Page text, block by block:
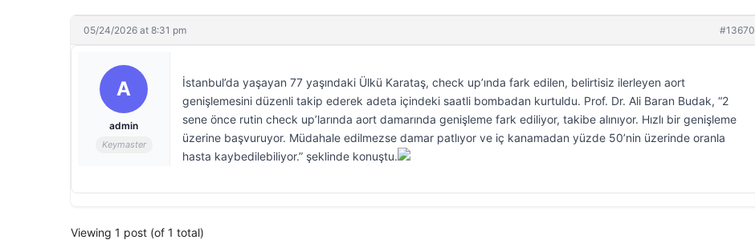
05/24/2026 at 8:31 pm #13670
A
admin
Keymaster
İstanbul’da yaşayan 77 yaşındaki Ülkü Karataş, check up’ında fark edilen, belirtisiz ilerleyen aort
genişlemesini düzenli takip ederek adeta içindeki saatli bombadan kurtuldu. Prof. Dr. Ali Baran Budak, “2
sene önce rutin check up’larında aort damarında genişleme fark ediliyor, takibe alınıyor. Hızlı bir genişleme
üzerine başvuruyor. Müdahale edilmezse damar patlıyor ve iç kanamadan yüzde 50’nin üzerinde oranla
hasta kaybedilebiliyor.” şeklinde konuştu.
Viewing 1 post (of 1 total)